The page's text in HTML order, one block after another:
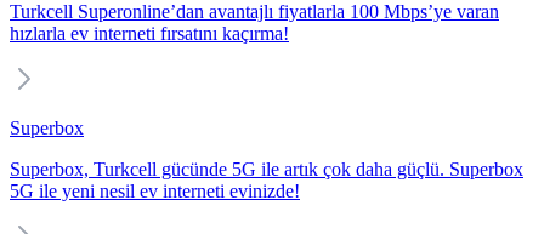
Turkcell Superonline’dan avantajlı fiyatlarla 100 Mbps’ye varan
hızlarla ev interneti fırsatını kaçırma!
Superbox
Superbox, Turkcell gücünde 5G ile artık çok daha güçlü. Superbox
5G ile yeni nesil ev interneti evinizde!